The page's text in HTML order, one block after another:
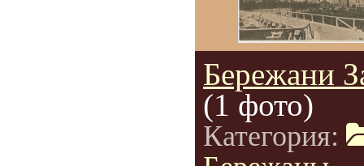
Бережани
(1 фото)
Категория: